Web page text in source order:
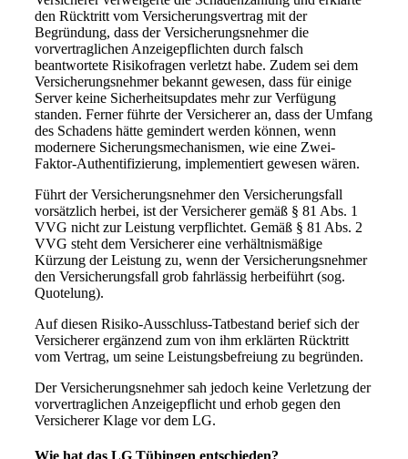
den Rücktritt vom Versicherungsvertrag mit der
Begründung, dass der Versicherungsnehmer die
vorvertraglichen Anzeigepflichten durch falsch
beantwortete Risikofragen verletzt habe. Zudem sei dem
Versicherungsnehmer bekannt gewesen, dass für einige
Server keine Sicherheitsupdates mehr zur Verfügung
standen. Ferner führte der Versicherer an, dass der Umfang
des Schadens hätte gemindert werden können, wenn
modernere Sicherungsmechanismen, wie eine Zwei-
Faktor-Authentifizierung, implementiert gewesen wären.
Führt der Versicherungsnehmer den Versicherungsfall
vorsätzlich herbei, ist der Versicherer gemäß § 81 Abs. 1
VVG nicht zur Leistung verpflichtet. Gemäß § 81 Abs. 2
VVG steht dem Versicherer eine verhältnismäßige
Kürzung der Leistung zu, wenn der Versicherungsnehmer
den Versicherungsfall grob fahrlässig herbeiführt (sog.
Quotelung).
Auf diesen Risiko-Ausschluss-Tatbestand berief sich der
Versicherer ergänzend zum von ihm erklärten Rücktritt
vom Vertrag, um seine Leistungsbefreiung zu begründen.
Der Versicherungsnehmer sah jedoch keine Verletzung der
vorvertraglichen Anzeigepflicht und erhob gegen den
Versicherer Klage vor dem LG.